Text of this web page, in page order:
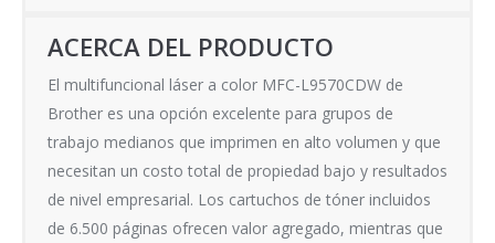
ACERCA DEL PRODUCTO
El multifuncional láser a color MFC-L9570CDW de
Brother es una opción excelente para grupos de
trabajo medianos que imprimen en alto volumen y que
necesitan un costo total de propiedad bajo y resultados
de nivel empresarial. Los cartuchos de tóner incluidos
de 6.500 páginas ofrecen valor agregado, mientras que